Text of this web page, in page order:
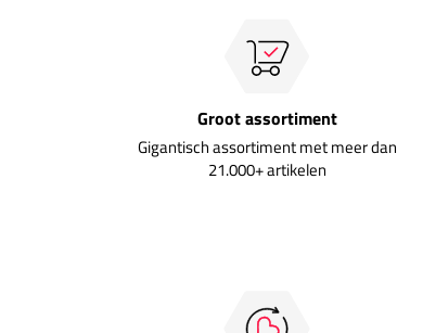
Groot assortiment
Gigantisch assortiment met meer dan
21.000+ artikelen